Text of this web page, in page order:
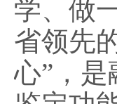
学、做
省领先
心” ， 是